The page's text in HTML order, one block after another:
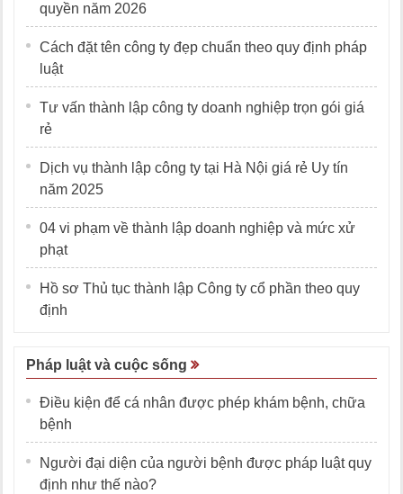
quyền năm 2026
Cách đặt tên công ty đẹp chuẩn theo quy định pháp
luật
Tư vấn thành lập công ty doanh nghiệp trọn gói giá
rẻ
Dịch vụ thành lập công ty tại Hà Nội giá rẻ Uy tín
năm 2025
04 vi phạm về thành lập doanh nghiệp và mức xử
phạt
Hồ sơ Thủ tục thành lập Công ty cổ phần theo quy
định
Pháp luật và cuộc sống
Điều kiện để cá nhân được phép khám bệnh, chữa
bệnh
Người đại diện của người bệnh được pháp luật quy
định như thế nào?